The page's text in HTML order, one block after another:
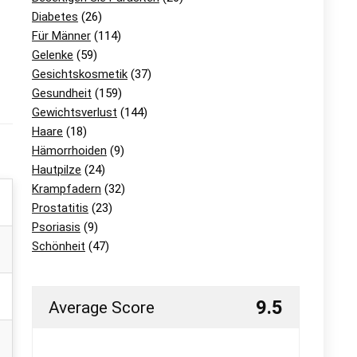
Diabetes (26)
Für Männer (114)
Gelenke (59)
Gesichtskosmetik (37)
Gesundheit (159)
Gewichtsverlust (144)
Haare (18)
Hämorrhoiden (9)
Hautpilze (24)
Krampfadern (32)
Prostatitis (23)
Psoriasis (9)
Schönheit (47)
Average Score 9.5